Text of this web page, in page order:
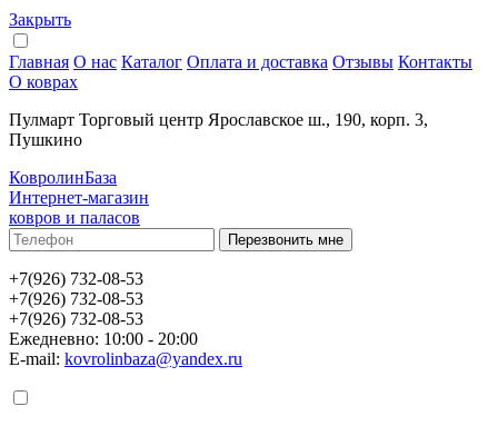
Закрыть
Главная О нас Каталог Оплата и доставка Отзывы Контакты
О коврах
Пулмарт Торговый центр Ярославское ш., 190, корп. 3,
Пушкино
КовролинБаза
Интернет-магазин
ковров и паласов
+7(926) 732-08-53
+7(926) 732-08-53
+7(926) 732-08-53
Ежедневно: 10:00 - 20:00
E-mail: kovrolinbaza@yandex.ru